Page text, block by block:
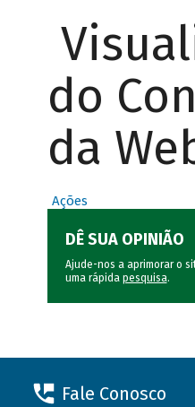
do
da
Ações
DÊ SUA OPINIÃO
Ajude-nos a aprimorar o
uma rápida pesquisa.
Fale Conosco